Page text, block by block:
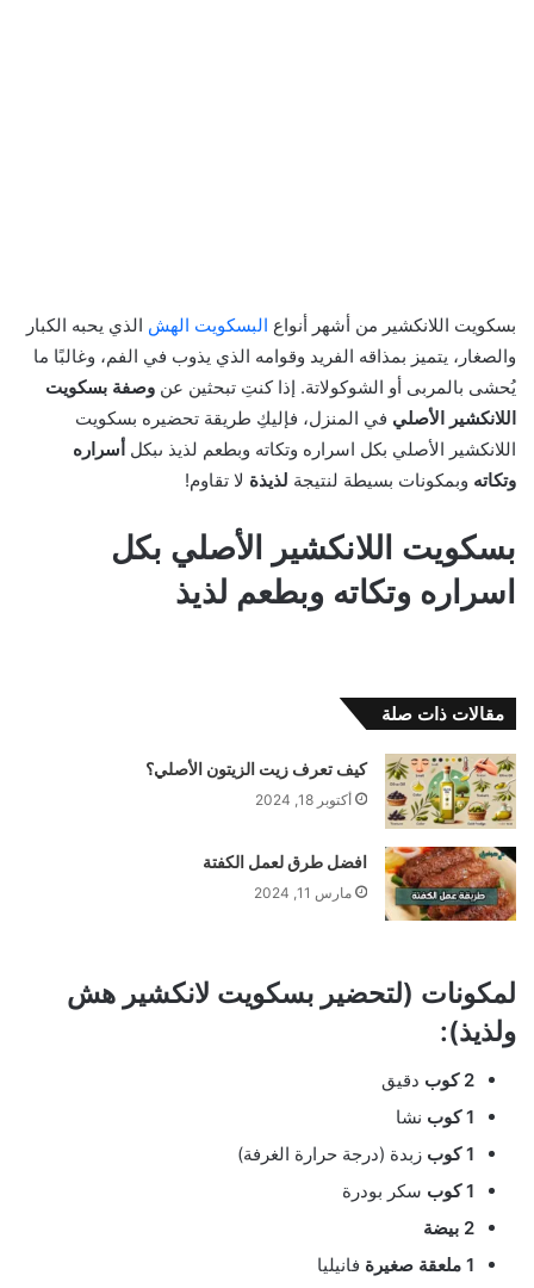
بسكويت اللانكشير من أشهر أنواع البسكويت الهش الذي يحبه الكبار
والصغار، يتميز بمذاقه الفريد وقوامه الذي يذوب في الفم، وغالبًا ما
يُحشى بالمربى أو الشوكولاتة. إذا كنتِ تبحثين عن وصفة بسكويت
اللانكشير الأصلي في المنزل، فإليكِ طريقة تحضيره بسكويت
اللانكشير الأصلي بكل اسراره وتكاته وبطعم لذيذ ىبكل أسراره
وتكاته وبمكونات بسيطة لنتيجة لذيذة لا تقاوم!
بسكويت اللانكشير الأصلي بكل
اسراره وتكاته وبطعم لذيذ
مقالات ذات صلة
كيف تعرف زيت الزيتون الأصلي؟
أكتوبر 18, 2024
افضل طرق لعمل الكفتة
مارس 11, 2024
لمكونات (لتحضير بسكويت لانكشير هش
ولذيذ):
2 كوب
دقيق
1 كوب
نشا
1 كوب
زبدة (درجة حرارة الغرفة)
1 كوب
سكر بودرة
2 بيضة
1 ملعقة صغيرة
فانيليا